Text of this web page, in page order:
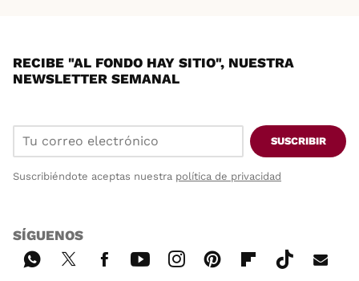
RECIBE "AL FONDO HAY SITIO", NUESTRA
NEWSLETTER SEMANAL
SUSCRIBIR
Suscribiéndote aceptas nuestra política de privacidad
SÍGUENOS